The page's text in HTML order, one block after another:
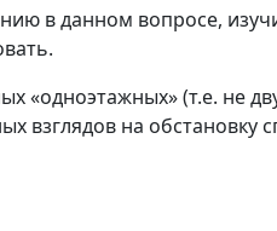
в данном вопросе,
«одноэтажных» (т.е. не
взглядов на обстановку